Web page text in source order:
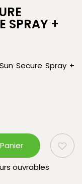
SPRAY +
Secure Spray +
ouvrables